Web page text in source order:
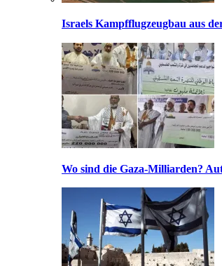
Israels Kampfflugzeugbau aus
Wo sind die Gaza-Milliarden?